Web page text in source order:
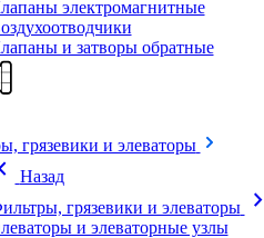
электромагнитные
и затворы обратные
грязевики и элеваторы
Назад
грязевики и элеваторы
chevron_right
и элеваторные узлы